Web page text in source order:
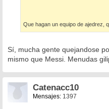
Que hagan un equipo de ajedrez,
Sí, mucha gente quejandose
mismo que Messi. Menudas
Catenacc10
Mensajes: 1397